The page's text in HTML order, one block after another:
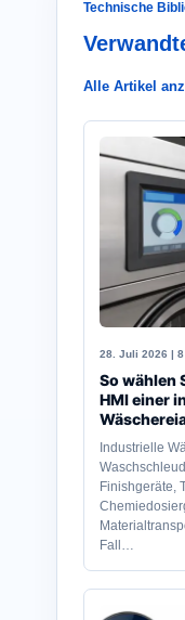
Technische
Alle Artikel
28. Juli 2026 |
So wählen
HMI einer
Industrielle
Finishgeräte,
Fall…